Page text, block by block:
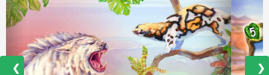
❮ ❯